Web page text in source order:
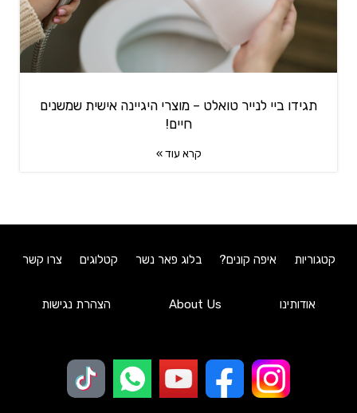
תגידו ביי לנייר טואלט – מוצרי היגיינה אישית שמשנים
חיים!
קרא עוד »
קטגוריות איפה קונים? בלוג פאר נשר קטלוגים צרו קשר
אודותינו About Us הצהרת נגישות